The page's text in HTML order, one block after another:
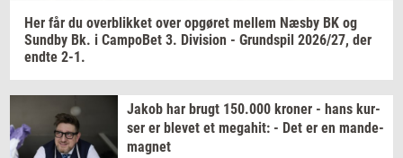
Her får du over­blik­ket over op­gø­ret mel­lem Næsby BK og
Sund­by Bk. i Cam­po­Bet 3. Di­vi­sion - Grund­spil 2026/27, der
endte 2-1.
Jakob har brugt 150.000 kro­ner - hans kur­
ser er ble­vet et me­ga­hit: - Det er en mande-​
magnet